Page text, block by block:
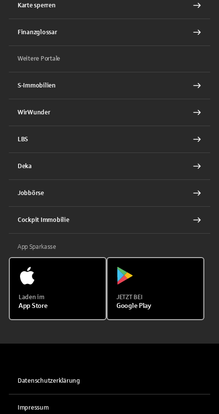
Karte sperren
Finanzglossar
Weitere Portale
S-Immobilien
WirWunder
LBS
Deka
Jobbörse
Cockpit Immobilie
App Sparkasse
Laden im
App Store
JETZT BEI
Google Play
Datenschutzerklärung
Impressum